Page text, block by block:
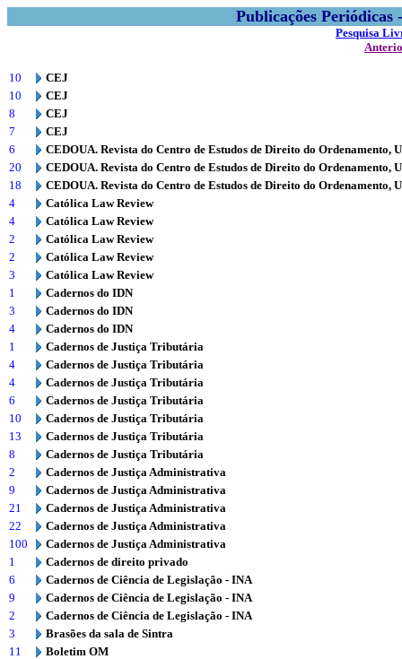
Publicações
Pesquisa
10
CEJ
10
CEJ
8
CEJ
7
CEJ
6
CEDOUA. Revista do Centro de Estudos de Direito do Ordenamento,
20
CEDOUA. Revista do Centro de Estudos de Direito do Ordenamento,
18
CEDOUA. Revista do Centro de Estudos de Direito do Ordenamento,
4
Católica Law Review
4
Católica Law Review
2
Católica Law Review
2
Católica Law Review
3
Católica Law Review
1
Cadernos do IDN
3
Cadernos do IDN
4
Cadernos do IDN
1
Cadernos de Justiça Tributária
4
Cadernos de Justiça Tributária
4
Cadernos de Justiça Tributária
6
Cadernos de Justiça Tributária
10
Cadernos de Justiça Tributária
13
Cadernos de Justiça Tributária
8
Cadernos de Justiça Tributária
2
Cadernos de Justiça Administrativa
9
Cadernos de Justiça Administrativa
21
Cadernos de Justiça Administrativa
22
Cadernos de Justiça Administrativa
100
Cadernos de Justiça Administrativa
1
Cadernos de direito privado
6
Cadernos de Ciência de Legislação - INA
9
Cadernos de Ciência de Legislação - INA
2
Cadernos de Ciência de Legislação - INA
3
Brasões da sala de Sintra
11
Boletim OM